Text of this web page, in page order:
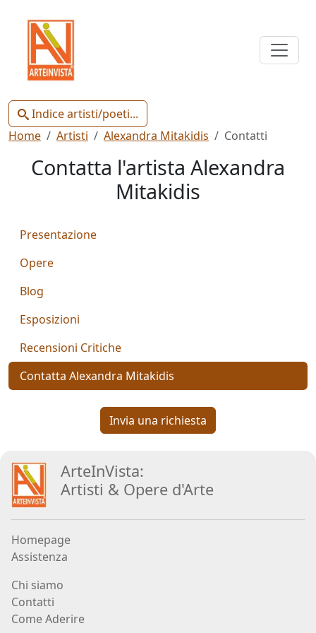
Indice artisti/poeti...
Indice
Artisti
Poeti
Artisti
Aiolo
AJ
ROI
(Federico
Paolo
Avanzi
Andrés
Avré
Elisabetta
Home Artisti Alexandra Mitakidis Contatti
Contatta l'artista Alexandra
Mitakidis
Presentazione
Opere
Blog
Esposizioni
Recensioni Critiche
Contatta Alexandra Mitakidis
Invia una richiesta
ArteInVista:
Artisti & Opere d'Arte
Homepage
Assistenza
Chi siamo
Contatti
Come Aderire